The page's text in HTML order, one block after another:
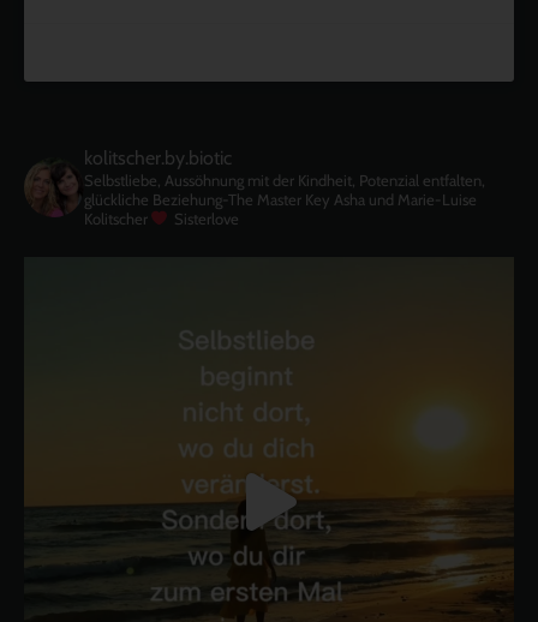
kolitscher.by.biotic
Selbstliebe, Aussöhnung mit der Kindheit, Potenzial entfalten,
glückliche Beziehung-The Master Key Asha und Marie-Luise
Kolitscher
Sisterlove